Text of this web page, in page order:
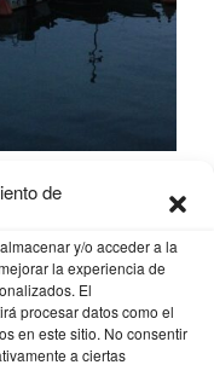
de
y/o acceder a la
la experiencia de
El
procesar datos como el
en este sitio. No consentir
a ciertas